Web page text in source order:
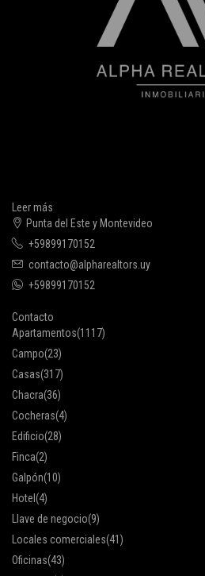
Leer más
Punta del Este y Montevideo
+59899170152
contacto@alpharealtors.uy
+59899170152
Contacto
Apartamentos(1117)
Campo(23)
Casas(317)
Chacra(36)
Cocheras(4)
Edificio(28)
Finca(2)
Galpón(10)
Hotel (4)
Llave de negocio(9)
Locales comerciales(41)
Oficinas(43)